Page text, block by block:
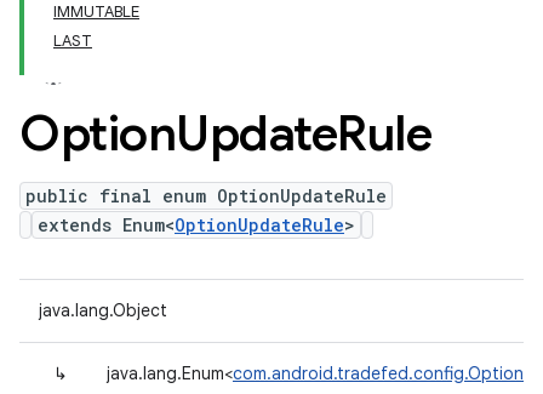
IMMUTABLE
LAST
OptionUpdateRule
public final enum OptionUpdateRule
extends Enum<OptionUpdateRule>
java.lang.Object
↳ java.lang.Enum<